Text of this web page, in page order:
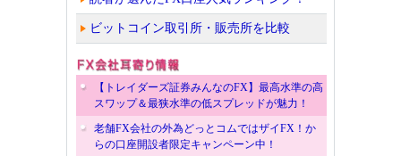
ビットコイン取引所・販売所を比較
【トレイダーズ証券みんなのFX】最高水準の高
スワップ＆最狭水準の低スプレッドが魅力！
老舗FX会社の外為どっとコムではザイFX！か
らの口座開設者限定キャンペーン中！